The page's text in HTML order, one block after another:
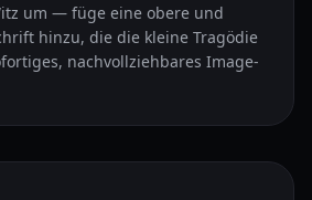
um — füge eine obere und
hinzu, die die kleine Tragödie
nachvollziehbares Image-